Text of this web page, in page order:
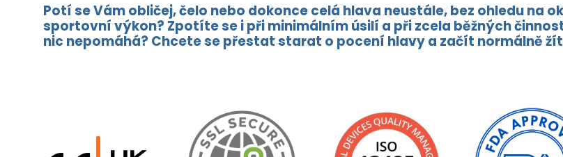
Potí se Vám obličej, čelo nebo dokonce celá hlava neustále, bez ohledu na
sportovní výkon? Zpotíte se i při minimálním úsilí a při zcela běžných
nic nepomáhá? Chcete se přestat starat o pocení hlavy a začít normálně